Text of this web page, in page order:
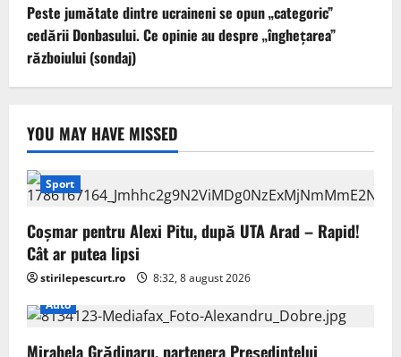
Peste jumătate dintre ucraineni se opun „categoric”
cedării Donbasului. Ce opinie au despre „înghețarea”
războiului (sondaj)
YOU MAY HAVE MISSED
Sport
Coșmar pentru Alexi Pitu, după UTA Arad – Rapid!
Cât ar putea lipsi
stirilepescurt.ro
8:32, 8 august 2026
Auto
Mirabela Grădinaru, partenera Președintelui